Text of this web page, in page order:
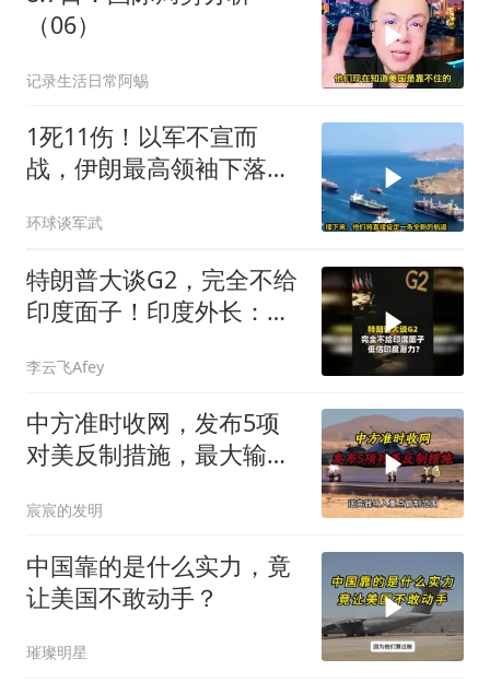
（06）
记录生活日常阿蜴
1死11伤！以军不宣而
战，伊朗最高领袖下落不
环球谈军武
特朗普大谈G2，完全不给
印度面子！印度外长：低
李云飞Afey
中方准时收网，发布5项
对美反制措施，最大输家
宸宸的发明
中国靠的是什么实力，竟
让美国不敢动手？
璀璨明星